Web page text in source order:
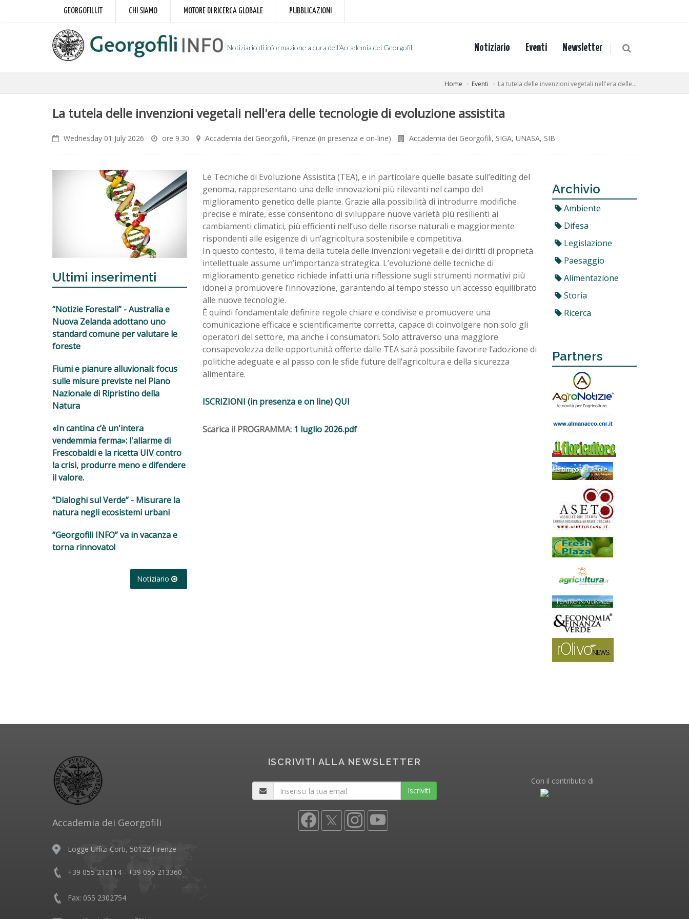
GEORGOFILI.IT CHI SIAMO MOTORE DI RICERCA GLOBALE PUBBLICAZIONI
Notiziario di informazione a cura dell'Accademia dei Georgofili Notiziario Eventi Newsletter
Home Eventi La tutela delle invenzioni vegetali nell'era delle...
La tutela delle invenzioni vegetali nell'era delle tecnologie di evoluzione assistita
Wednesday 01 July 2026 ore 9.30 Accademia dei Georgofili, Firenze (in presenza e on-line) Accademia dei Georgofili, SIGA, UNASA, SIB
Ultimi inserimenti
“Notizie Forestali” - Australia e
Nuova Zelanda adottano uno
standard comune per valutare le
foreste
Fiumi e pianure alluvionali: focus
sulle misure previste nel Piano
Nazionale di Ripristino della
Natura
«In cantina c’è un'intera
vendemmia ferma»: l'allarme di
Frescobaldi e la ricetta UIV contro
la crisi, produrre meno e difendere
il valore.
“Dialoghi sul Verde” - Misurare la
natura negli ecosistemi urbani
“Georgofili INFO” va in vacanza e
torna rinnovato!
Notiziario
Le Tecniche di Evoluzione Assistita (TEA), e in particolare quelle basate sull’editing del
genoma, rappresentano una delle innovazioni più rilevanti nel campo del
miglioramento genetico delle piante. Grazie alla possibilità di introdurre modifiche
precise e mirate, esse consentono di sviluppare nuove varietà più resilienti ai
cambiamenti climatici, più efficienti nell’uso delle risorse naturali e maggiormente
rispondenti alle esigenze di un’agricoltura sostenibile e competitiva.
In questo contesto, il tema della tutela delle invenzioni vegetali e dei diritti di proprietà
intellettuale assume un’importanza strategica. L’evoluzione delle tecniche di
miglioramento genetico richiede infatti una riflessione sugli strumenti normativi più
idonei a promuovere l’innovazione, garantendo al tempo stesso un accesso equilibrato
alle nuove tecnologie.
È quindi fondamentale definire regole chiare e condivise e promuovere una
comunicazione efficace e scientificamente corretta, capace di coinvolgere non solo gli
operatori del settore, ma anche i consumatori. Solo attraverso una maggiore
consapevolezza delle opportunità offerte dalle TEA sarà possibile favorire l’adozione di
politiche adeguate e al passo con le sfide future dell’agricoltura e della sicurezza
alimentare.
ISCRIZIONI (in presenza e on line) QUI
Scarica il PROGRAMMA: 1 luglio 2026.pdf
Archivio
Ambiente
Difesa
Legislazione
Paesaggio
Alimentazione
Storia
Ricerca
Partners
Accademia dei Georgofili
Logge Uffizi Corti, 50122 Firenze
+39 055 212114 - +39 055 213360
Fax: 055 2302754
ISCRIVITI ALLA NEWSLETTER
Iscriviti
Con il contributo di